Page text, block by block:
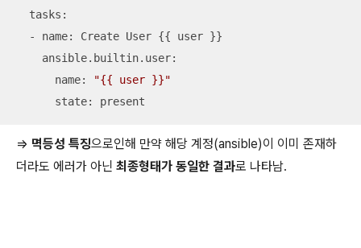
  tasks:
  - name: Create User {{ user }}
    ansible.builtin.user:
      name:
"{{ user }}"
      state: present
=> 멱등성 특징으로인해 만약 해당 계정(ansible)이 이미 존재하
더라도 에러가 아닌 최종형태가 동일한 결과로 나타남.